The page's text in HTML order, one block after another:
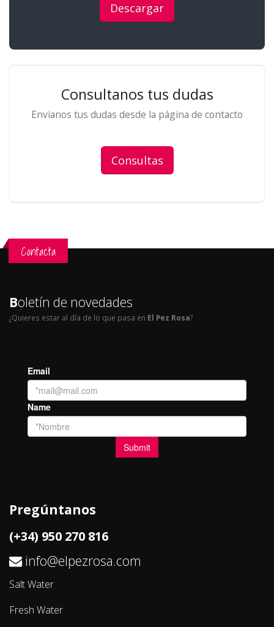
Descargar
Consultanos tus dudas
Envianos tus dudas desde la página de contacto
Consultas
Contacta
Boletín de novedades
¿Quieres estar al día de lo que pasa en El Pez Rosa?
Pregúntanos
(+34) 950 270 816
info@elpezrosa.com
Salt Water
Fresh Water